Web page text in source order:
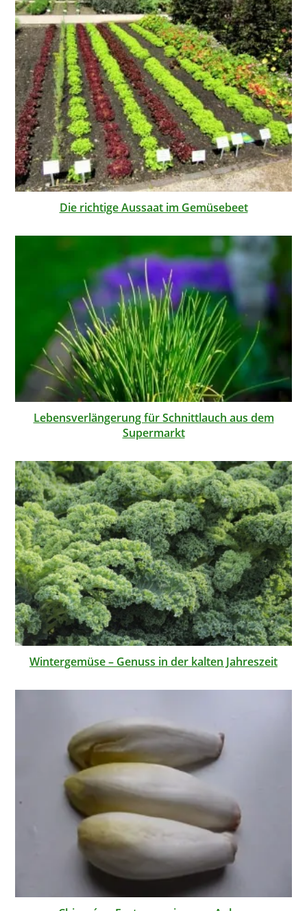
Die richtige Aussaat im Gemüsebeet
Lebensverlängerung für Schnittlauch aus dem
Supermarkt
Wintergemüse – Genuss in der kalten Jahreszeit